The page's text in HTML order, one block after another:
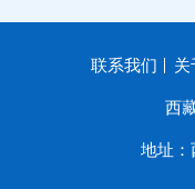
联系我们 关
西
地址：